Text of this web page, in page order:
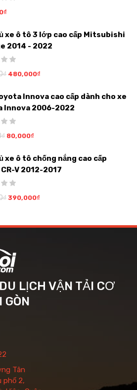
₫
xe ô tô 3 lớp cao cấp Mitsubishi
2014 - 2022
₫ 480,000₫
Innova cao cấp dành cho xe
Innova 2006-2022
₫ 80,000₫
xe ô tô chống nắng cao cấp
V 2012-2017
₫ 390,000₫
LỊCH VẬN TẢI CƠ
GÒN
Tân
phố 2,